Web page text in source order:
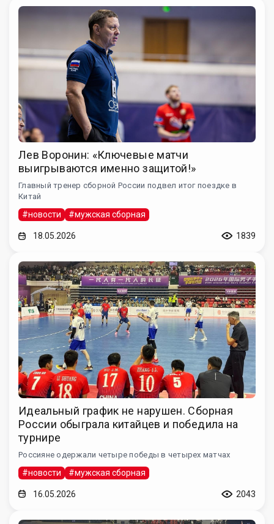
Лев Воронин: «Ключевые матчи
выигрываются именно защитой!»
Главный тренер сборной России подвел итог поездке в
Китай
#новости #мужская сборная
18.05.2026 1839
Идеальный график не нарушен. Сборная
России обыграла китайцев и победила на
турнире
Россияне одержали четыре победы в четырех матчах
#новости #мужская сборная
16.05.2026 2043